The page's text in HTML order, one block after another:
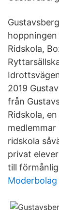
hoppningen
Ridskola,
2019
från
Ridskola,
ridskola
privat
till